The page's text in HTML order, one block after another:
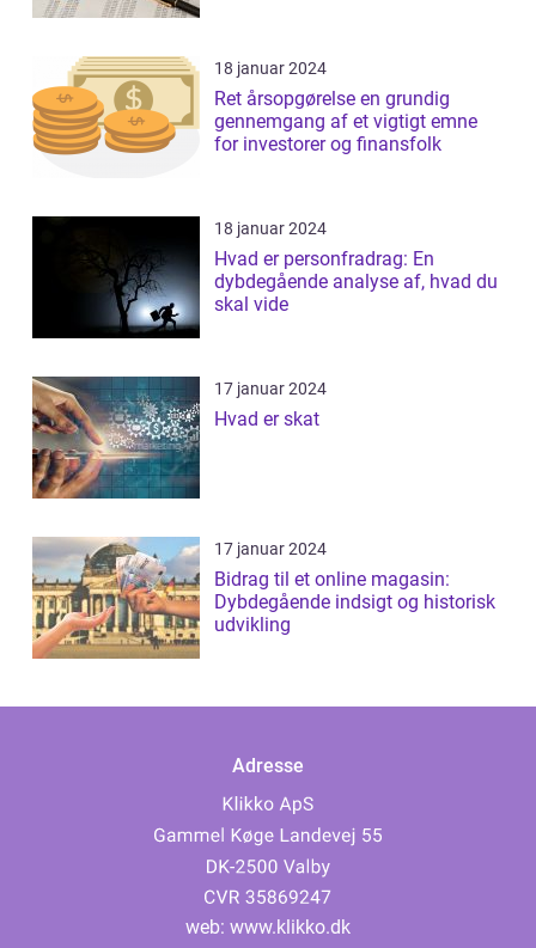
18 januar 2024
Ret årsopgørelse en grundig
gennemgang af et vigtigt emne
for investorer og finansfolk
18 januar 2024
Hvad er personfradrag: En
dybdegående analyse af, hvad du
skal vide
17 januar 2024
Hvad er skat
17 januar 2024
Bidrag til et online magasin:
Dybdegående indsigt og historisk
udvikling
Adresse
web: www.klikko.dk